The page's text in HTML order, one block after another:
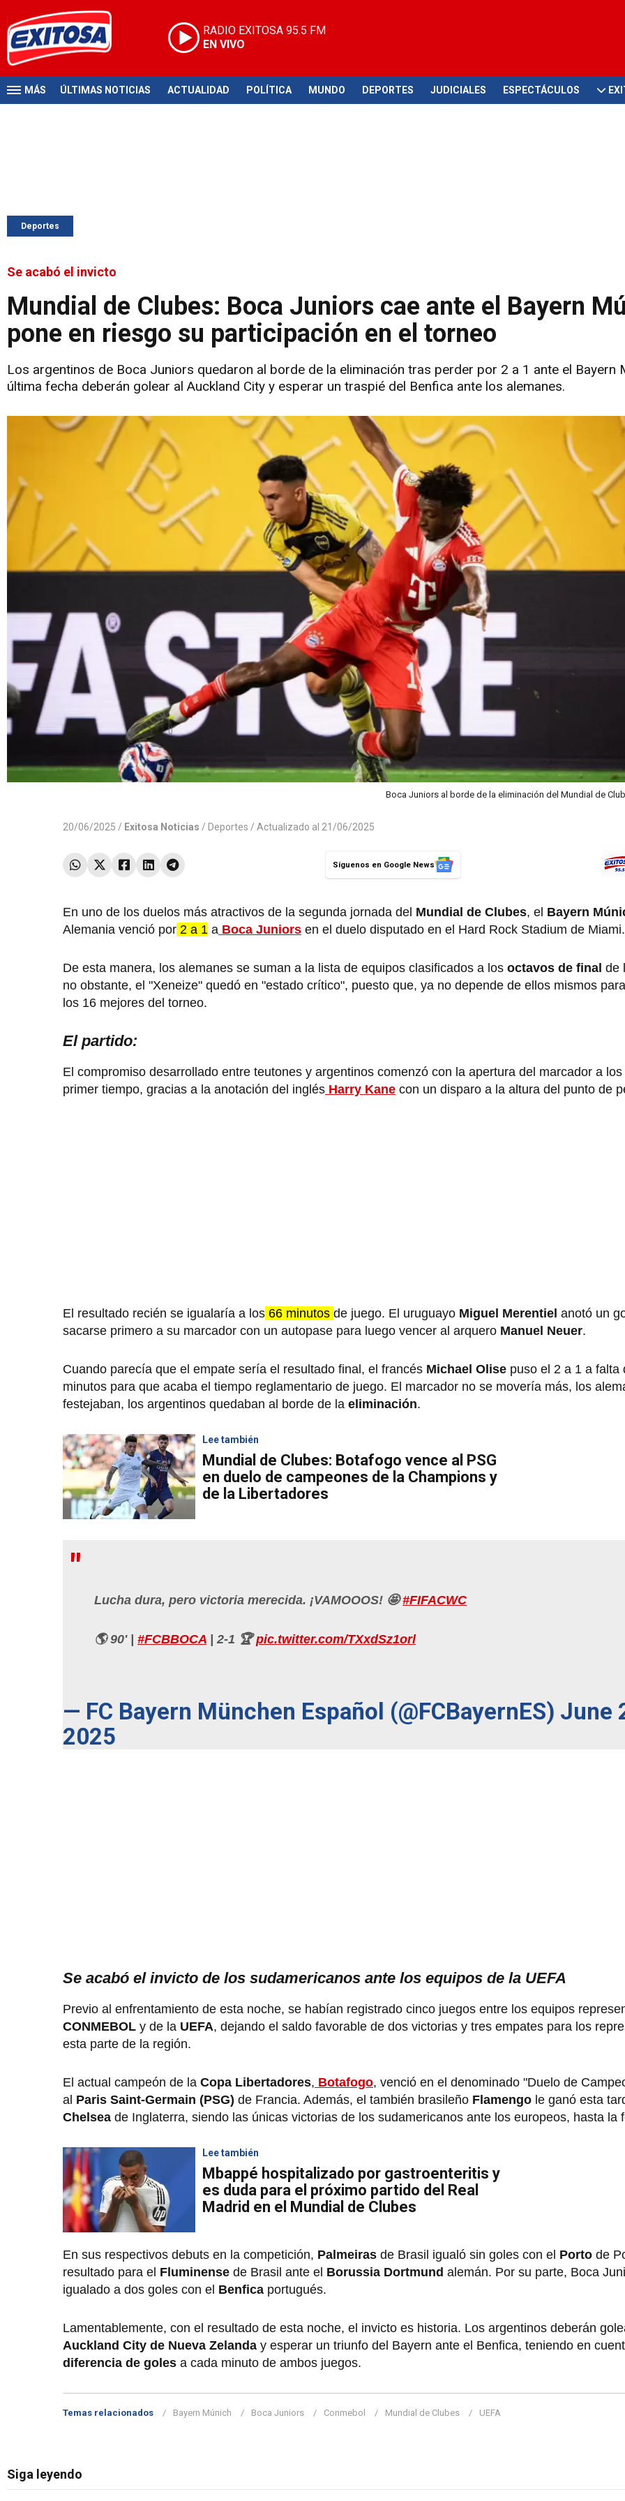
RADIO EXITOSA 95.5 FM
EN VIVO
MÁS ÚLTIMAS NOTICIAS ACTUALIDAD POLÍTICA MUNDO DEPORTES JUDICIALES ESPECTÁCULOS
Deportes
Se acabó el invicto
Mundial de Clubes: Boca Juniors cae ante el Bayern
pone en riesgo su participación en el torneo
Los argentinos de Boca Juniors quedaron al borde de la eliminación tras perder por 2 a 1 ante el Bayern
última fecha deberán golear al Auckland City y esperar un traspié del Benfica ante los alemanes.
Boca Juniors al borde de la eliminación del Mundial de
20/06/2025 / Exitosa Noticias / Deportes / Actualizado al 21/06/2025
Síguenos en Google News
En uno de los duelos más atractivos de la segunda jornada del Mundial de Clubes, el Bayern
Alemania venció por 2 a 1 a Boca Juniors en el duelo disputado en el Hard Rock Stadium de
De esta manera, los alemanes se suman a la lista de equipos clasificados a los octavos de final de
no obstante, el "Xeneize" quedó en "estado crítico", puesto que, ya no depende de ellos mismos
los 16 mejores del torneo.
El partido:
El compromiso desarrollado entre teutones y argentinos comenzó con la apertura del marcador a los
primer tiempo, gracias a la anotación del inglés Harry Kane con un disparo a la altura del punto de
El resultado recién se igualaría a los 66 minutos de juego. El uruguayo Miguel Merentiel anotó un
sacarse primero a su marcador con un autopase para luego vencer al arquero Manuel Neuer.
Cuando parecía que el empate sería el resultado final, el francés Michael Olise puso el 2 a 1 a falta
minutos para que acaba el tiempo reglamentario de juego. El marcador no se movería más, los
festejaban, los argentinos quedaban al borde de la eliminación.
Lee también
Mundial de Clubes: Botafogo vence al PSG
en duelo de campeones de la Champions y
de la Libertadores
Lucha dura, pero victoria merecida. ¡VAMOOOS! 🤩#FIFACWC
🌎 90' | #FCBBOCA | 2-1 🏆pic.twitter.com/TXxdSz1orl
— FC Bayern München Español (@FCBayernES) June
2025
Se acabó el invicto de los sudamericanos ante los equipos de la UEFA
Previo al enfrentamiento de esta noche, se habían registrado cinco juegos entre los equipos
CONMEBOL y de la UEFA, dejando el saldo favorable de dos victorias y tres empates para los
esta parte de la región.
El actual campeón de la Copa Libertadores, Botafogo, venció en el denominado "Duelo de
al Paris Saint-Germain (PSG) de Francia. Además, el también brasileño Flamengo le ganó esta
Chelsea de Inglaterra, siendo las únicas victorias de los sudamericanos ante los europeos, hasta la
Lee también
Mbappé hospitalizado por gastroenteritis y
es duda para el próximo partido del Real
Madrid en el Mundial de Clubes
En sus respectivos debuts en la competición, Palmeiras de Brasil igualó sin goles con el Porto de
resultado para el Fluminense de Brasil ante el Borussia Dortmund alemán. Por su parte, Boca
igualado a dos goles con el Benfica portugués.
Lamentablemente, con el resultado de esta noche, el invicto es historia. Los argentinos deberán
Auckland City de Nueva Zelanda y esperar un triunfo del Bayern ante el Benfica, teniendo en
diferencia de goles a cada minuto de ambos juegos.
Temas relacionados Bayern Múnich Boca Juniors Conmebol Mundial de Clubes UEFA
Siga leyendo